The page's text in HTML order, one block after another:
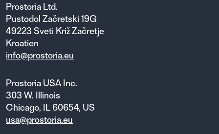
Prostoria Ltd.
Pustodol Začretski 19G
49223 Sveti Križ Začretje
Kroatien
info@prostoria.eu
Prostoria USA Inc.
303 W. Illinois
Chicago, IL 60654, US
usa@prostoria.eu